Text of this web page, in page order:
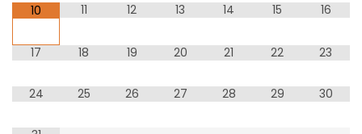
10 11 12 13 14 15 16
17 18 19 20 21 22 23
24 25 26 27 28 29 30